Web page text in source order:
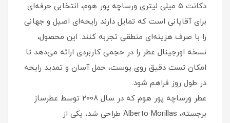
دکانت ۵ میلی لیتری ورساچه پور هوم، انتخابی حرفه‌ای
برای آقایانی است که تمایل دارند رایحه‌ای اصیل و جهانی
را با صرف هزینه‌ای منطقی تجربه کنند. این محصول،
نسخه اورجینال عطر را در حجمی کاربردی ارائه می‌دهد تا
امکان تست دقیق روی پوست، حمل آسان و تمدید رایحه
در طول روز فراهم شود.
عطر ورساچه پور هوم که در سال ۲۰۰۸ توسط عطرساز
برجسته، Alberto Morillas طراحی شد، یکی از